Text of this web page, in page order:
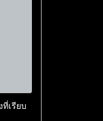
เรียบ